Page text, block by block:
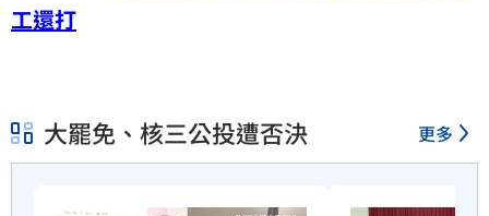
工還打
大罷免、核三公投遭否決 更多